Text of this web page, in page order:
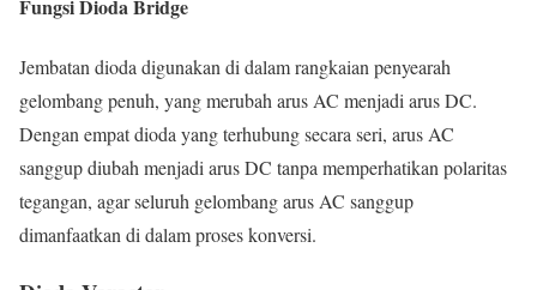
Fungsi Dioda Bridge
Jembatan dioda digunakan di dalam rangkaian penyearah
gelombang penuh, yang merubah arus AC menjadi arus DC.
Dengan empat dioda yang terhubung secara seri, arus AC
sanggup diubah menjadi arus DC tanpa memperhatikan polaritas
tegangan, agar seluruh gelombang arus AC sanggup
dimanfaatkan di dalam proses konversi.